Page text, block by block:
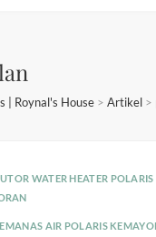
| Roynal's House > Artikel >
WATER HEATER POLARIS
AIR POLARIS